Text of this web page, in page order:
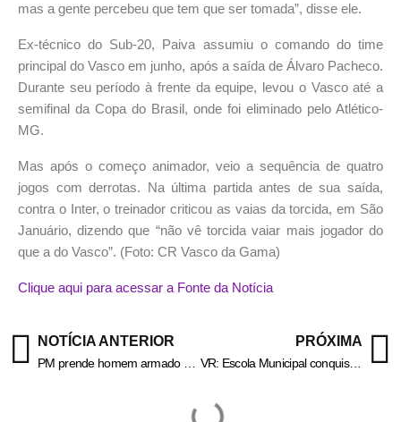
mas a gente percebeu que tem que ser tomada”, disse ele.
Ex-técnico do Sub-20, Paiva assumiu o comando do time
principal do Vasco em junho, após a saída de Álvaro Pacheco.
Durante seu período à frente da equipe, levou o Vasco até a
semifinal da Copa do Brasil, onde foi eliminado pelo Atlético-
MG.
Mas após o começo animador, veio a sequência de quatro
jogos com derrotas. Na última partida antes de sua saída,
contra o Inter, o treinador criticou as vaias da torcida, em São
Januário, dizendo que “não vê torcida vaiar mais jogador do
que a do Vasco”. (Foto: CR Vasco da Gama)
Clique aqui para acessar a Fonte da Notícia
NOTÍCIA ANTERIOR PRÓXIMA
VR: Escola Municipal conquista título nacional de fanfarra juvenil